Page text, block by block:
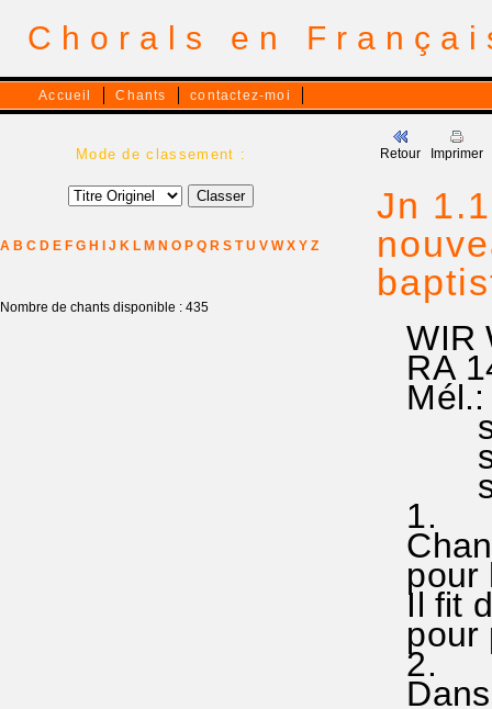
Chorals en
Accueil Chants contactez-moi
Mode de classement :
A B C D E F G H J K L M N O P Q R S T U V W X Y Z
Nombre de chants disponible : 435
Retour Imprimer
Jn
WIR
RA
Mél.:
si si
sol
si si
1.
pour
Il fit
pour
2.
Dans